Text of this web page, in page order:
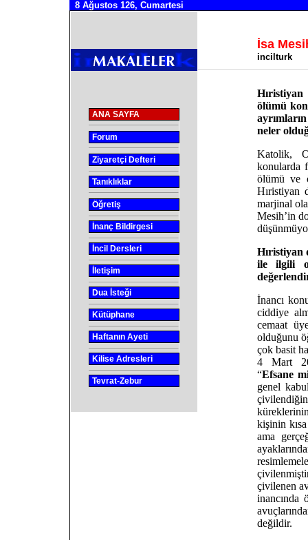
8 Ağustos 126, Cumartesi
ANA SAYFA
Forum
Ziyaretçi Defteri
Tanıklıklar
Öğretiş
İnanç Bildirgesi
İncil Dersleri
İletişim
Dua İsteği
Kütüphane
Haftanın Ayeti
Kilise Adresleri
Tevrat-Zebur
İsa
incilturk
Hıristiyan
ölümü
neler
Katolik,
konularda
ölümü ve
Hıristiyan
marjinal
Mesih’in
Hıristiyan
ile ilgili
İnancı
ciddiye
cemaat
olduğunu
çok basit
4 Mart
“Efsane
genel
kişinin
ama
çivilenen
inancında
değildir.